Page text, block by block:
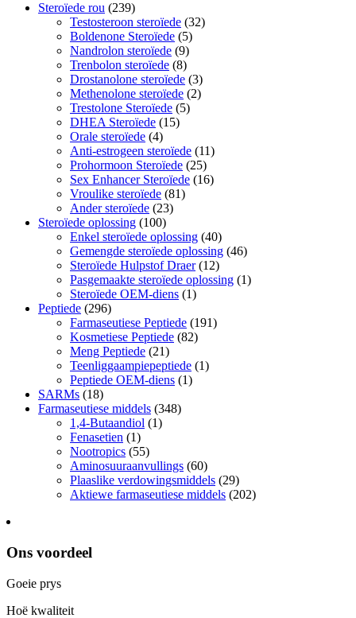
Steroïede rou (239)
Testosteroon steroïede (32)
Boldenone Steroïede (5)
Nandrolon steroïede (9)
Trenbolon steroïede (8)
Drostanolone steroïede (3)
Methenolone steroïede (2)
Trestolone Steroïede (5)
DHEA Steroïede (15)
Orale steroïede (4)
Anti-estrogeen steroïede (11)
Prohormoon Steroïede (25)
Sex Enhancer Steroïede (16)
Vroulike steroïede (81)
Ander steroïede (23)
Steroïede oplossing (100)
Enkel steroïede oplossing (40)
Gemengde steroïede oplossing (46)
Steroïede Hulpstof Draer(12)
Pasgemaakte steroïede oplossing (1)
Steroïede OEM-diens (1)
Peptiede (296)
Farmaseutiese Peptiede (191)
Kosmetiese Peptiede (82)
Meng Peptiede (21)
Teenliggaampiepeptiede (1)
Peptiede OEM-diens (1)
SARMs (18)
Farmaseutiese middels (348)
1,4-Butaandiol (1)
Fenasetien (1)
Nootropics (55)
Aminosuuraanvullings (60)
Plaaslike verdowingsmiddels (29)
Aktiewe farmaseutiese middels (202)
Ons voordeel
Goeie prys
Hoë kwaliteit